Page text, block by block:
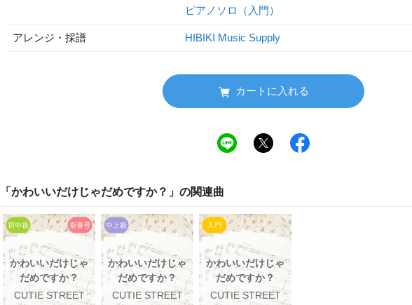
ピアノソロ（入門）
アレンジ・採譜 HIBIKI Music Supply
カートに入れる
「 かわいいだけじゃだめですか？ 」の関連曲
かわいいだけじゃ
だめですか？
CUTIE STREET
かわいいだけじゃ
だめですか？
CUTIE STREET
かわいいだけじゃ
だめですか？
CUTIE STREET